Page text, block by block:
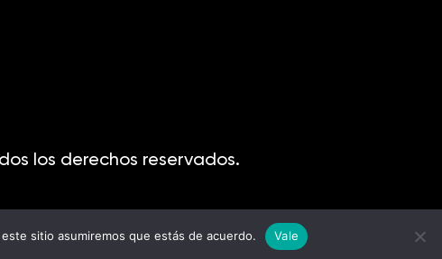
los derechos reservados.
sitio asumiremos que estás de acuerdo. Vale